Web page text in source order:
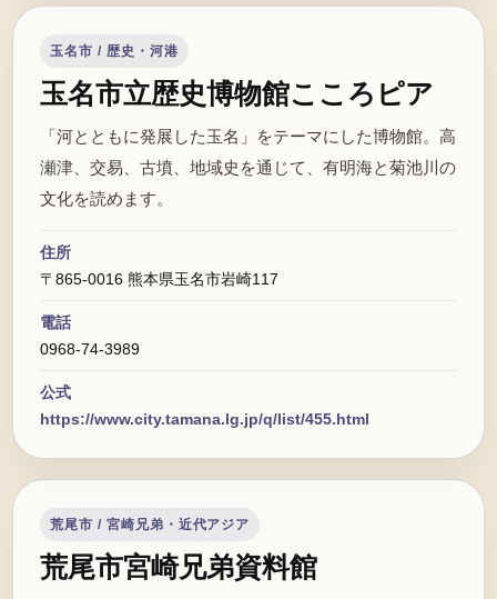
玉名市 / 歴史・河港
玉名市立歴史博物館こころピア
「河とともに発展した玉名」をテーマにした博物館。高
瀬津、交易、古墳、地域史を通じて、有明海と菊池川の
文化を読めます。
住所
〒865-0016 熊本県玉名市岩崎117
電話
0968-74-3989
公式
https://www.city.tamana.lg.jp/q/list/455.html
荒尾市 / 宮崎兄弟・近代アジア
荒尾市宮崎兄弟資料館